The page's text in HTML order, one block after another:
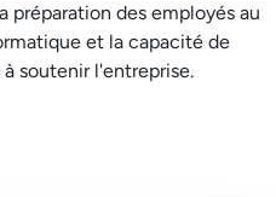
préparation des employés au
et la capacité de
soutenir l'entreprise.